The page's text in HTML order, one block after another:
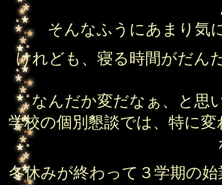
そんなふうにあまり気
けれども、寝る時間がだん
なんだか変だなぁ、と思
学校の個別懇談では、特に
冬休みが終わって３学期の